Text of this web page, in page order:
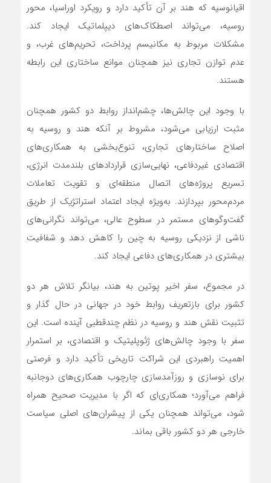
اقیانوسیه که هند بر آن تأکید دارد و رویکرد اوراسیا، محور
روسیه، می‌تواند اصطکاک‌های دیپلماتیک ایجاد کند.
مشکلات مربوط به مکانیسم پرداخت، تحریم‌های غرب، و
عدم توازن تجاری نیز همچنان موانع ساختاری این رابطه
هستند.
با وجود این چالش‌ها، چشم‌انداز روابط دو کشور همچنان
مثبت ارزیابی می‌شود، مشروط بر آنکه هند و روسیه به
اصلاح ساختارهای تجاری، تنوع‌بخشی به همکاری‌های
اقتصادی غیردفاعی، نهایی‌سازی قراردادهای بلندمدت انرژی،
تسریع پروژه‌های اتصال منطقه‌ای و تقویت تعاملات
مردم‌محور بپردازند. به‌ویژه ایجاد اعتماد استراتژیک از طریق
گفت‌وگوهای مستمر در سطوح عالی، می‌تواند نگرانی‌های
ناشی از نزدیکی روسیه به چین را کاهش دهد و شفافیت
بیشتری در همکاری‌های دفاعی ایجاد کند.
در مجموع، سفر اخیر پوتین به هند، بیانگر تلاش هر دو
کشور برای بازتعریف روابط خود در جهانی در حال گذار و
تثبیت نقش هند و روسیه در نظم چندقطبی آینده است. این
سفر با وجود چالش‌های ژئوپلیتیک و اقتصادی، بر استمرار
اهمیت راهبردی این شراکت تاریخی تأکید دارد و فرصتی
برای نوسازی و روزآمدسازی چارچوب همکاری‌های دوجانبه
فراهم می‌آورد؛ همکاری‌ای که اگر با مدیریت صحیح همراه
شود، می‌تواند همچنان یکی از پیشران‌های اصلی سیاست
خارجی هر دو کشور باقی بماند.